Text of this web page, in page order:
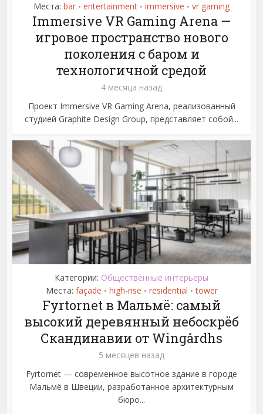
Места: bar • entertainment • immersive • vr gaming
Immersive VR Gaming Arena —
игровое пространство нового
поколения с баром и
технологичной средой
4 месяца назад
Проект Immersive VR Gaming Arena, реализованный
студией Graphite Design Group, представляет собой...
Категории: Общественные интерьеры
Места: façade • high-rise • residential • tower
Fyrtornet в Мальмё: самый
высокий деревянный небоскрёб
Скандинавии от Wingårdhs
5 месяцев назад
Fyrtornet — современное высотное здание в городе
Мальмё в Швеции, разработанное архитектурным
бюро...